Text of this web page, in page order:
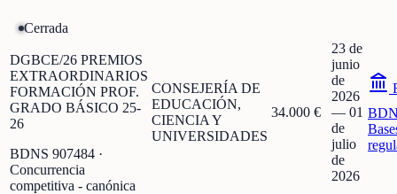
Cerrada
DGBCE/26 PREMIOS
EXTRAORDINARIOS
FORMACIÓN PROF.
GRADO BÁSICO 25-
26
BDNS 907484 ·
Concurrencia
competitiva - canónica
CONSEJERÍA DE
EDUCACIÓN,
CIENCIA Y
UNIVERSIDADES
34.000 €
23 de
junio
de
2026
— 01
de
julio
de
2026